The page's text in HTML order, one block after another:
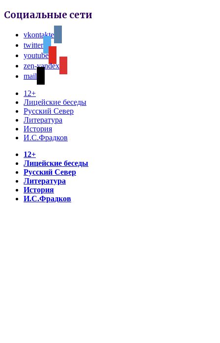
Социальные сети
vkontakte
twitter
youtube
zen-yandex
mail
12+
Лицейские беседы
Русский Север
Литература
История
И.С.Фрадков
12+
Лицейские беседы
Русский Север
Литература
История
И.С.Фрадков